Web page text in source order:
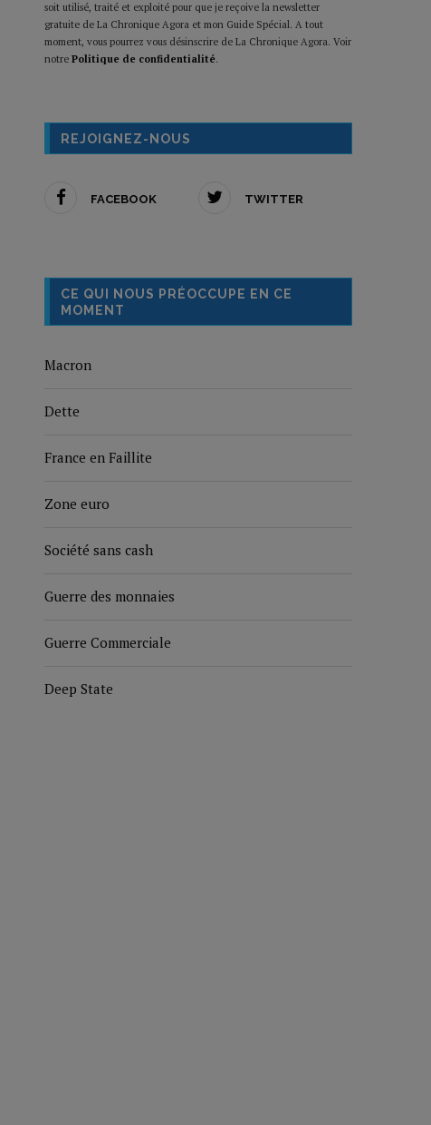
soit utilisé, traité et exploité pour que je reçoive la newsletter
gratuite de La Chronique Agora et mon Guide Spécial. A tout
moment, vous pourrez vous désinscrire de La Chronique Agora. Voir
notre Politique de confidentialité.
REJOIGNEZ-NOUS
FACEBOOK TWITTER
CE QUI NOUS PRÉOCCUPE EN CE
MOMENT
Macron
Dette
France en Faillite
Zone euro
Société sans cash
Guerre des monnaies
Guerre Commerciale
Deep State